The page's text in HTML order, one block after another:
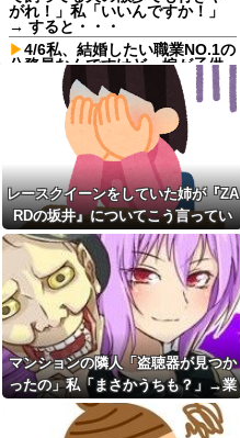
がれ！」私「いいんですか！」
→ すると・・・
4/6私、結婚したい職業NO.1の
公務員なんですけど、嫁が子供
連れて家出した。全く理由は思
いつかないけど強いてあげると
すれば母のせいかもしれない。
嫁のせいでアトピー悪化しそう
レースクイーンをしていた姉
が『ZARDの坂井』についてこう
言っていた
【動画】手術中に熊本地震直
撃やばすぎる
【驚愕】マチアプで会った外
国人からまさかの『こう』言わ
れたんやがこれワイ詰み
か？？？？？？？
【緊急】今の若者に急増して
いる『コレ』依存、めちゃくち
ゃ深刻な模様w w w w w w w w
w w
みい山作者、みいちゃんでチ
ー牛なのではという疑惑が生ま
れるｗｗｗｗｗｗｗ
レースクイーンをしていた姉が『ZA
RDの坂井』についてこう言ってい
た
マンションの隣人「盗聴器が見つか
ったの」私「まさかうちも？」→業
者に調査を依頼したら、犯人の正体
まで見えてきて…